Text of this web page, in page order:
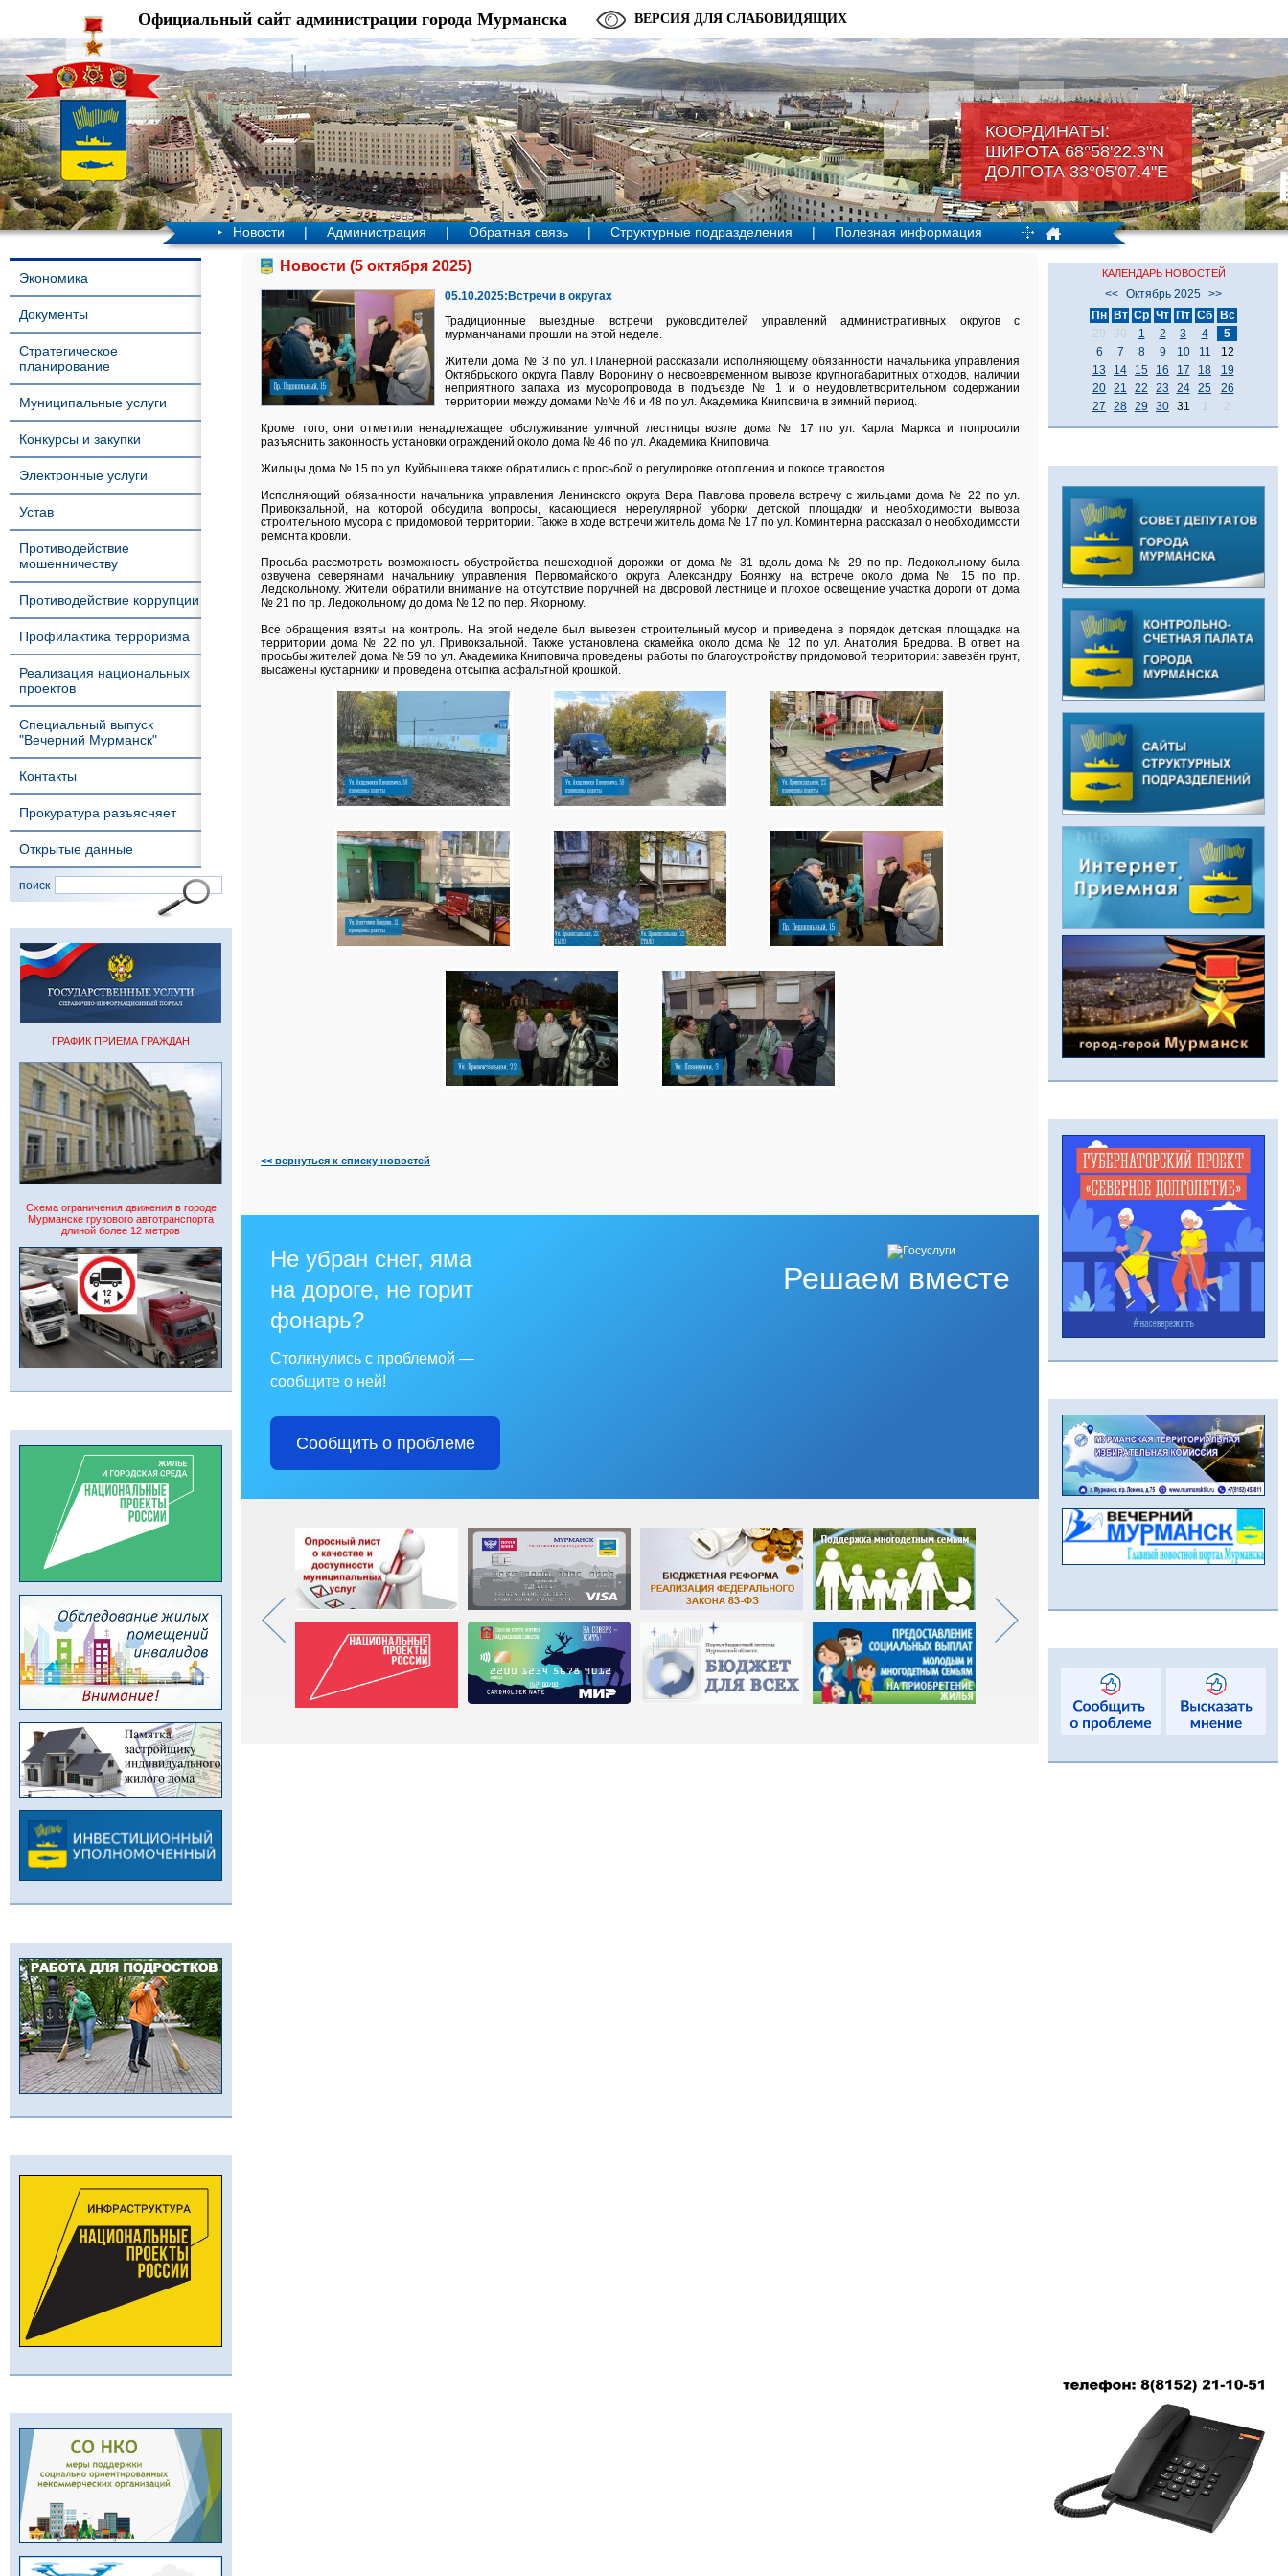
КООРДИНАТЫ:
ШИРОТА 68°58'22.3"N
ДОЛГОТА 33°05'07.4"Е
Официальный сайт администрации города Мурманска ВЕРСИЯ ДЛЯ СЛАБОВИДЯЩИХ
Новости | Администрация | Обратная связь | Структурные подразделения | Полезная информация
Экономика
Документы
Стратегическое
планирование
Муниципальные услуги
Конкурсы и закупки
Электронные услуги
Устав
Противодействие
мошенничеству
Противодействие коррупции
Профилактика терроризма
Реализация национальных
проектов
Специальный выпуск
"Вечерний Мурманск"
Контакты
Прокуратура разъясняет
Открытые данные
поиск
ГРАФИК ПРИЕМА ГРАЖДАН
Схема ограничения движения в городе
Мурманске грузового автотранспорта
длиной более 12 метров
Новости (5 октября 2025)
05.10.2025:Встречи в округах
Традиционные выездные встречи руководителей управлений административных округов с
мурманчанами прошли на этой неделе.
Жители дома № 3 по ул. Планерной рассказали исполняющему обязанности начальника управления
Октябрьского округа Павлу Воронину о несвоевременном вывозе крупногабаритных отходов, наличии
неприятного запаха из мусоропровода в подъезде № 1 и о неудовлетворительном содержании
территории между домами №№ 46 и 48 по ул. Академика Книповича в зимний период.
Кроме того, они отметили ненадлежащее обслуживание уличной лестницы возле дома № 17 по ул. Карла Маркса и попросили
разъяснить законность установки ограждений около дома № 46 по ул. Академика Книповича.
Жильцы дома № 15 по ул. Куйбышева также обратились с просьбой о регулировке отопления и покосе травостоя.
Исполняющий обязанности начальника управления Ленинского округа Вера Павлова провела встречу с жильцами дома № 22 по ул.
Привокзальной, на которой обсудила вопросы, касающиеся нерегулярной уборки детской площадки и необходимости вывоза
строительного мусора с придомовой территории. Также в ходе встречи житель дома № 17 по ул. Коминтерна рассказал о необходимости
ремонта кровли.
Просьба рассмотреть возможность обустройства пешеходной дорожки от дома № 31 вдоль дома № 29 по пр. Ледокольному была
озвучена северянами начальнику управления Первомайского округа Александру Боянжу на встрече около дома № 15 по пр.
Ледокольному. Жители обратили внимание на отсутствие поручней на дворовой лестнице и плохое освещение участка дороги от дома
№ 21 по пр. Ледокольному до дома № 12 по пер. Якорному.
Все обращения взяты на контроль. На этой неделе был вывезен строительный мусор и приведена в порядок детская площадка на
территории дома № 22 по ул. Привокзальной. Также установлена скамейка около дома № 12 по ул. Анатолия Бредова. В ответ на
просьбы жителей дома № 59 по ул. Академика Книповича проведены работы по благоустройству придомовой территории: завезён грунт,
высажены кустарники и проведена отсыпка асфальтной крошкой.
<< вернуться к списку новостей
Решаем вместе
Не убран снег, яма
на дороге, не горит
фонарь?
Столкнулись с проблемой —
сообщите о ней!
Сообщить о проблеме
КАЛЕНДАРЬ НОВОСТЕЙ
<< Октябрь 2025
>>
Пн
Вт Ср Чт Пт Сб
Вс
29
30 1 2 3 4
5
6
7 8 9 10 11
12
13
14 15 16 17 18
19
20 21 22 23 24 25
26
27
28 29 30 31 1 2